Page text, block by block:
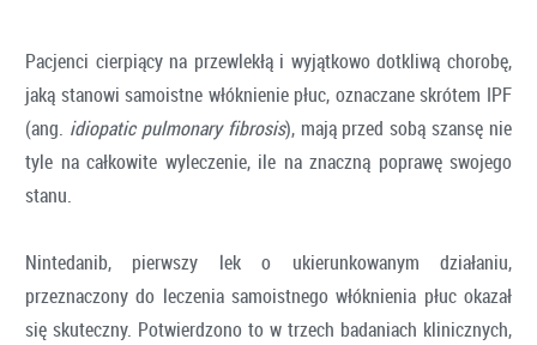
Pacjenci cierpiący na przewlekłą i wyjątkowo dotkliwą chorobę,
jaką stanowi samoistne włóknienie płuc, oznaczane skrótem IPF
(ang. idiopatic pulmonary fibrosis), mają przed sobą szansę nie
tyle na całkowite wyleczenie, ile na znaczną poprawę swojego
stanu.
Nintedanib, pierwszy lek o ukierunkowanym działaniu,
przeznaczony do leczenia samoistnego włóknienia płuc okazał
się skuteczny. Potwierdzono to w trzech badaniach klinicznych,